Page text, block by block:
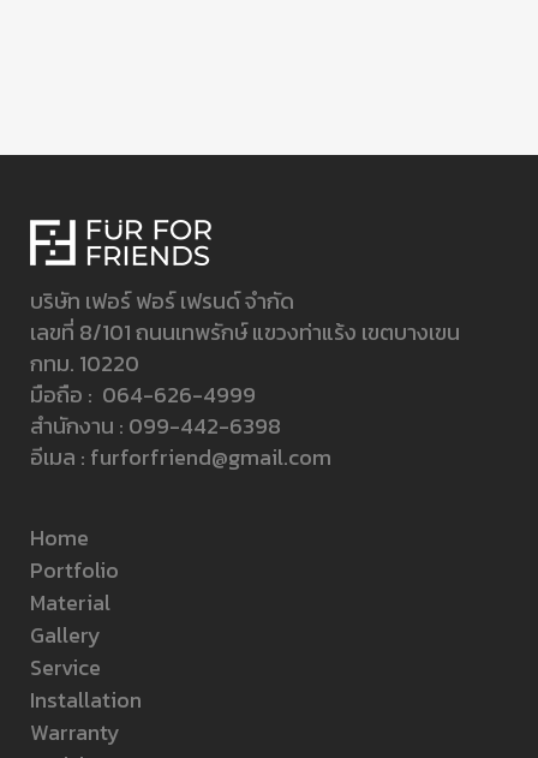
บริษัท เฟอร์ ฟอร์ เฟรนด์ จำกัด
เลขที่ 8/101 ถนนเทพรักษ์ แขวงท่าแร้ง เขตบางเขน
กทม. 10220
มือถือ : 064-626-4999
สำนักงาน : 099-442-6398
อีเมล : furforfriend@gmail.com
Home
Portfolio
Material
Gallery
Service
Installation
Warranty